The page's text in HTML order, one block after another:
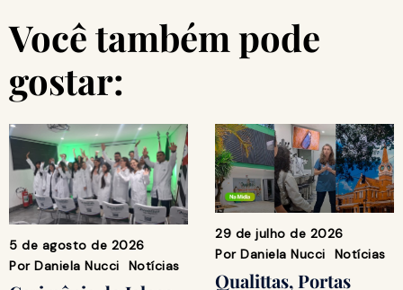
Você também pode
gostar:
5 de agosto de 2026
Por Daniela Nucci Notícias
29 de julho de 2026
Por Daniela Nucci Notícias
Qualittas, Portas